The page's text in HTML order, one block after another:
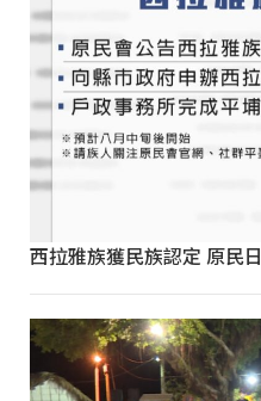
西拉雅族獲民族認定 原民